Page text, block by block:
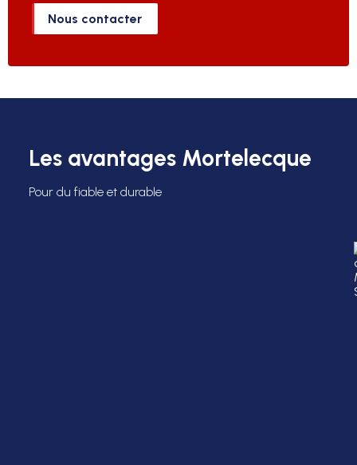
Nous contacter
Les avantages Mortelecque
Pour du fiable et durable